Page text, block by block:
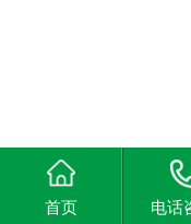
首页 电话